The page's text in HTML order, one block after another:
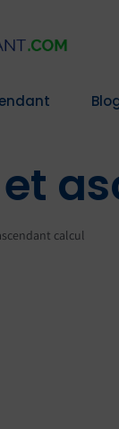
calcul